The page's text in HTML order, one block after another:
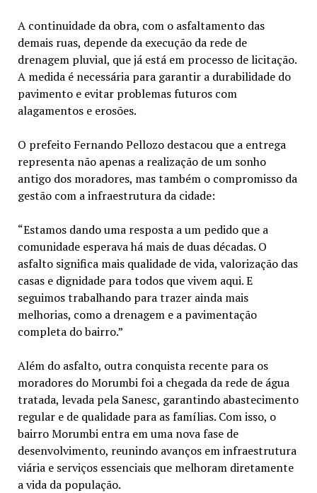
A continuidade da obra, com o asfaltamento das
demais ruas, depende da execução da rede de
drenagem pluvial, que já está em processo de licitação.
A medida é necessária para garantir a durabilidade do
pavimento e evitar problemas futuros com
alagamentos e erosões.
O prefeito Fernando Pellozo destacou que a entrega
representa não apenas a realização de um sonho
antigo dos moradores, mas também o compromisso da
gestão com a infraestrutura da cidade:
“Estamos dando uma resposta a um pedido que a
comunidade esperava há mais de duas décadas. O
asfalto significa mais qualidade de vida, valorização das
casas e dignidade para todos que vivem aqui. E
seguimos trabalhando para trazer ainda mais
melhorias, como a drenagem e a pavimentação
completa do bairro.”
Além do asfalto, outra conquista recente para os
moradores do Morumbi foi a chegada da rede de água
tratada, levada pela Sanesc, garantindo abastecimento
regular e de qualidade para as famílias. Com isso, o
bairro Morumbi entra em uma nova fase de
desenvolvimento, reunindo avanços em infraestrutura
viária e serviços essenciais que melhoram diretamente
a vida da população.